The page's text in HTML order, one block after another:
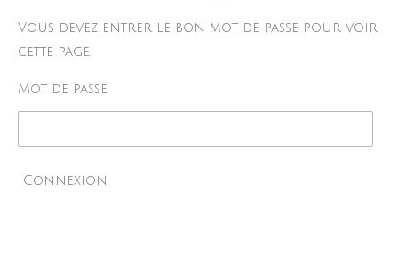
Vous devez entrer le bon mot de passe pour voir
cette page.
Mot de passe
Connexion